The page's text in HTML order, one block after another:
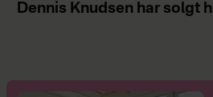
Dennis Knudsen har solgt